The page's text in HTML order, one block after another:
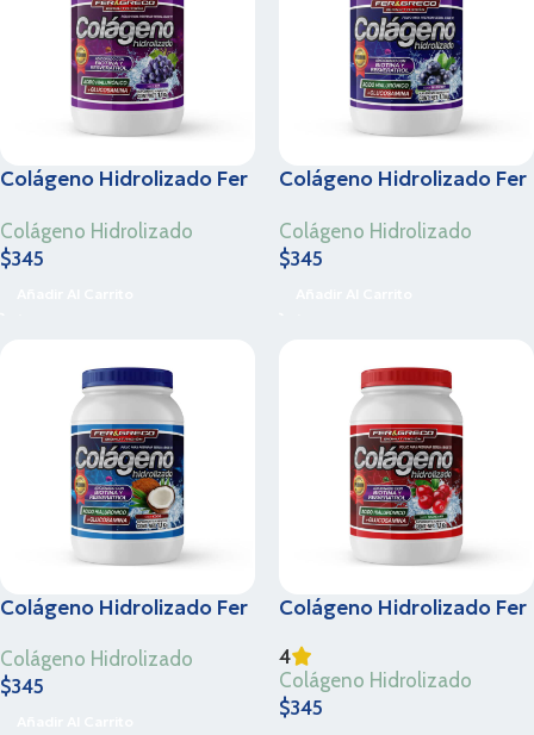
Colágeno Hidrolizado Fer
Kg
Colágeno Hidrolizado
$345
Colágeno Hidrolizado Fer
Kg
Colágeno Hidrolizado
$345
Colágeno Hidrolizado Fer
1.1 Kg
Colágeno Hidrolizado
$345
Colágeno Hidrolizado Fer
Kg
4
Colágeno Hidrolizado
$345